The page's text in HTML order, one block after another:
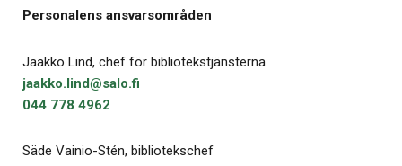
Personalens ansvarsområden
Jaakko Lind, chef för bibliotekstjänsterna
jaakko.​lind​@​salo.​fi​
044 778 4962
Säde Vainio-Stén, bibliotekschef